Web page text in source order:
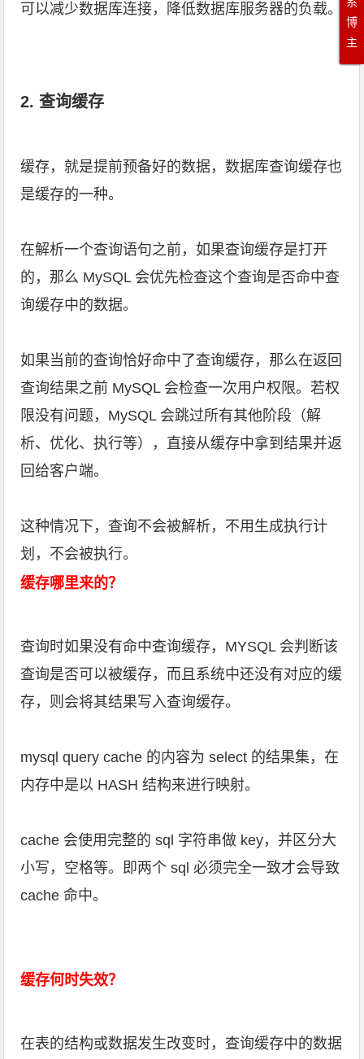
可以减少数据库连接，降低数据库服务器的负载。
2. 查询缓存
缓存，就是提前预备好的数据，数据库查询缓存也
是缓存的一种。
在解析一个查询语句之前，如果查询缓存是打开
的，那么 MySQL 会优先检查这个查询是否命中查
询缓存中的数据。
如果当前的查询恰好命中了查询缓存，那么在返回
查询结果之前 MySQL 会检查一次用户权限。若权
限没有问题，MySQL 会跳过所有其他阶段（解
析、优化、执行等），直接从缓存中拿到结果并返
回给客户端。
这种情况下，查询不会被解析，不用生成执行计
划，不会被执行。
缓存哪里来的？
查询时如果没有命中查询缓存，MYSQL 会判断该
查询是否可以被缓存，而且系统中还没有对应的缓
存，则会将其结果写入查询缓存。
mysql query cache 的内容为 select 的结果集，在
内存中是以 HASH 结构来进行映射。
cache 会使用完整的 sql 字符串做 key，并区分大
小写，空格等。即两个 sql 必须完全一致才会导致
cache 命中。
缓存何时失效？
在表的结构或数据发生改变时，查询缓存中的数据
博
主